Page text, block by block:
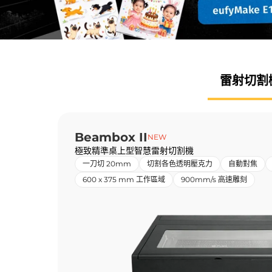
雷射切割
Beambox II NEW
極致精準桌上型智慧雷射切割機
一刀切 20mm 切割各色透明壓克力
自動對焦
600 x 375 mm 工作區域
900mm/s 高速雕刻